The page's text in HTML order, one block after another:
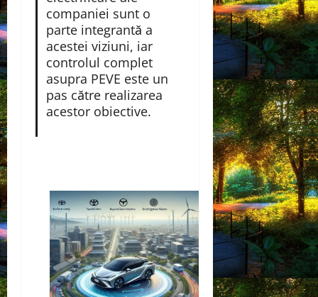
companiei sunt o
parte integrantă a
acestei viziuni, iar
controlul complet
asupra PEVE este un
pas către realizarea
acestor obiective.